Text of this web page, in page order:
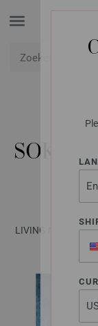
of
LIVING No. 1 -